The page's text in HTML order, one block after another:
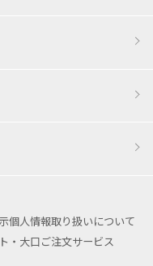
個人情報取り扱いについて
・大口ご注文サービス